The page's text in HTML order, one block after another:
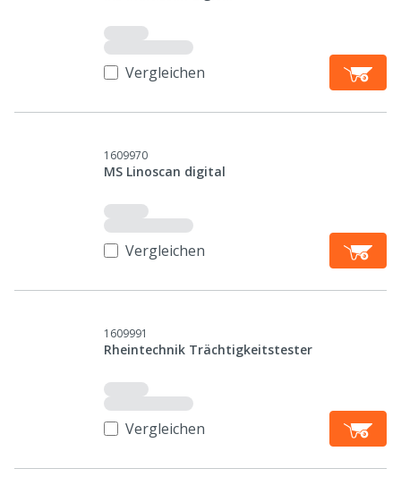
Vergleichen
1609970
MS Linoscan digital
Vergleichen
1609991
Rheintechnik Trächtigkeitstester
Vergleichen